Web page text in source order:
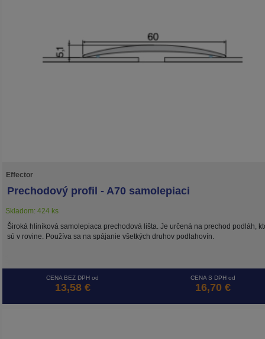
Effector
Prechodový profil - A70 samolepiaci
Skladom: 424 ks
Široká hliníková samolepiaca prechodová lišta. Je určená na prechod podláh,
sú v rovine. Používa sa na spájanie všetkých druhov podlahovín.
CENA BEZ DPH od
13,58 €
CENA S DPH od
16,70 €